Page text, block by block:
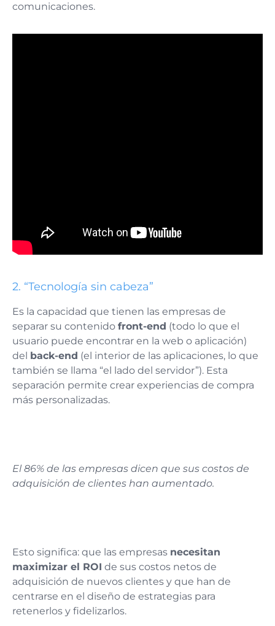
comunicaciones.
2. “Tecnología sin cabeza”
Es la capacidad que tienen las empresas de
separar su contenido front-end (todo lo que el
usuario puede encontrar en la web o aplicación)
del back-end (el interior de las aplicaciones, lo que
también se llama “el lado del servidor”). Esta
separación permite crear experiencias de compra
más personalizadas.
El 86% de las empresas dicen que sus costos de
adquisición de clientes han aumentado.
Esto significa: que las empresas necesitan
maximizar el ROI de sus costos netos de
adquisición de nuevos clientes y que han de
centrarse en el diseño de estrategias para
retenerlos y fidelizarlos.